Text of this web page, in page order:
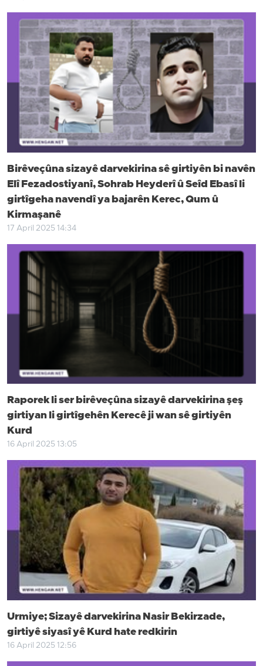
Birêveçûna sizayê darvekirina sê girtiyên bi navên
Elî Fezadostiyanî, Sohrab Heyderî û Seîd Ebasî li
girtîgeha navendî ya bajarên Kerec, Qum û
Kirmaşanê
17 April 2025 14:34
Raporek li ser birêveçûna sizayê darvekirina şeş
girtiyan li girtîgehên Kerecê ji wan sê girtiyên
Kurd
16 April 2025 13:05
Urmiye; Sizayê darvekirina Nasir Bekirzade,
girtiyê siyasî yê Kurd hate redkirin
16 April 2025 12:56